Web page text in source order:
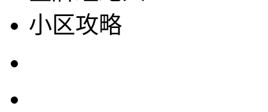
小区攻略